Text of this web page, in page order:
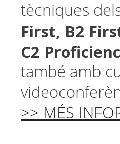
tècniques
First, B2
C2
també amb
>> MÉS